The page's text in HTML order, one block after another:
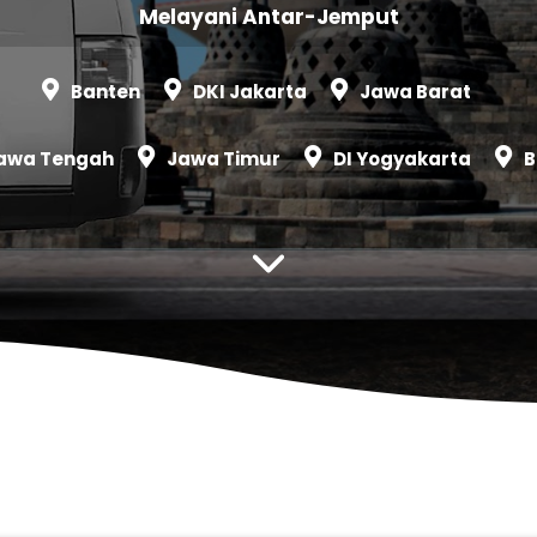
Melayani Antar-Jemput
Banten DKI Jakarta Jawa Barat
Tengah Jawa Timur DI Yogyakarta